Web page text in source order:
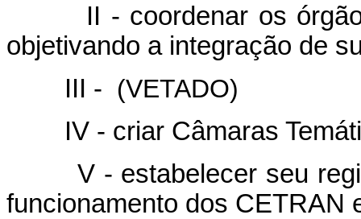
II - coordenar os órgãos
objetivando a integração de
III - (VETADO)
IV - criar Câmaras
V - estabelecer seu
funcionamento dos CETRAN